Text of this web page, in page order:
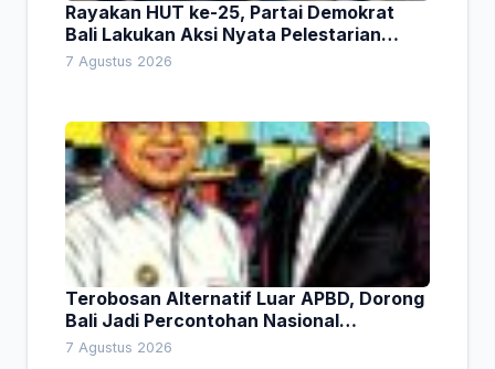
Rayakan HUT ke-25, Partai Demokrat
Bali Lakukan Aksi Nyata Pelestarian
Lingkungan
7 Agustus 2026
Terobosan Alternatif Luar APBD, Dorong
Bali Jadi Percontohan Nasional
Pembiayaan Daerah
7 Agustus 2026